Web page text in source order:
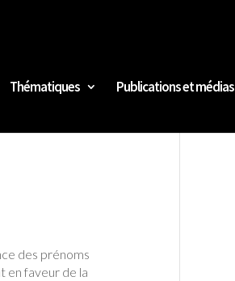
Thématiques Publications et médias
des prénoms
en faveur de la